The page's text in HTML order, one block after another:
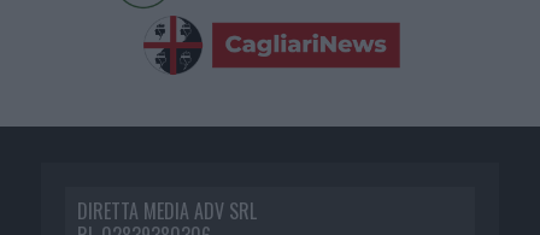
DIRETTA MEDIA ADV SRL